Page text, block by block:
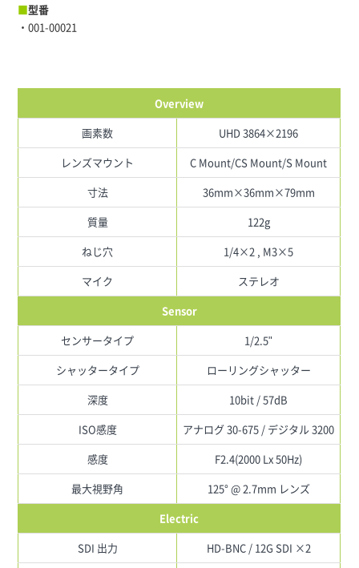
■型番
・001-00021
Overview
画素数
UHD 3864×2196
レンズマウント
C Mount/CS Mount/S Mount
寸法
36mm×36mm×79mm
質量
122g
ねじ穴
1/4×2 , M3×5
マイク
ステレオ
Sensor
センサータイプ
1/2.5"
シャッタータイプ
ローリングシャッター
深度
10bit / 57dB
ISO感度
アナログ 30-675 / デジタル 3200
感度
F2.4(2000 Lx 50Hz)
最大視野角
125° @ 2.7mm レンズ
Electric
SDI 出力
HD-BNC / 12G SDI ×2